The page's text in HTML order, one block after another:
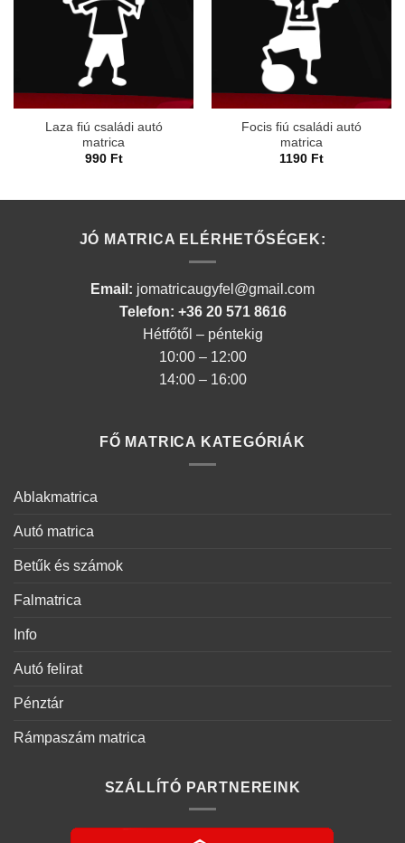
Laza fiú családi autó
matrica
990 Ft
Focis fiú családi autó
matrica
1190 Ft
JÓ MATRICA ELÉRHETŐSÉGEK:
Email: jomatricaugyfel@gmail.com
Telefon: +36 20 571 8616
Hétfőtől – péntekig
10:00 – 12:00
14:00 – 16:00
FŐ MATRICA KATEGÓRIÁK
Ablakmatrica
Autó matrica
Betűk és számok
Falmatrica
Info
Autó felirat
Pénztár
Rámpaszám matrica
SZÁLLÍTÓ PARTNEREINK